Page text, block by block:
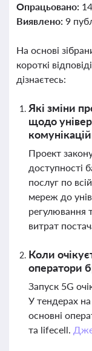
Опрацьовано:
Виявлено: 9
На основі
короткі
дізнаєтесь:
Які зміни
щодо
Проект
доступності
послуг по
мереж до
регулювання
витрат
Коли
оператори
Запуск 5G
У тендерах на
основні
та lifecell.